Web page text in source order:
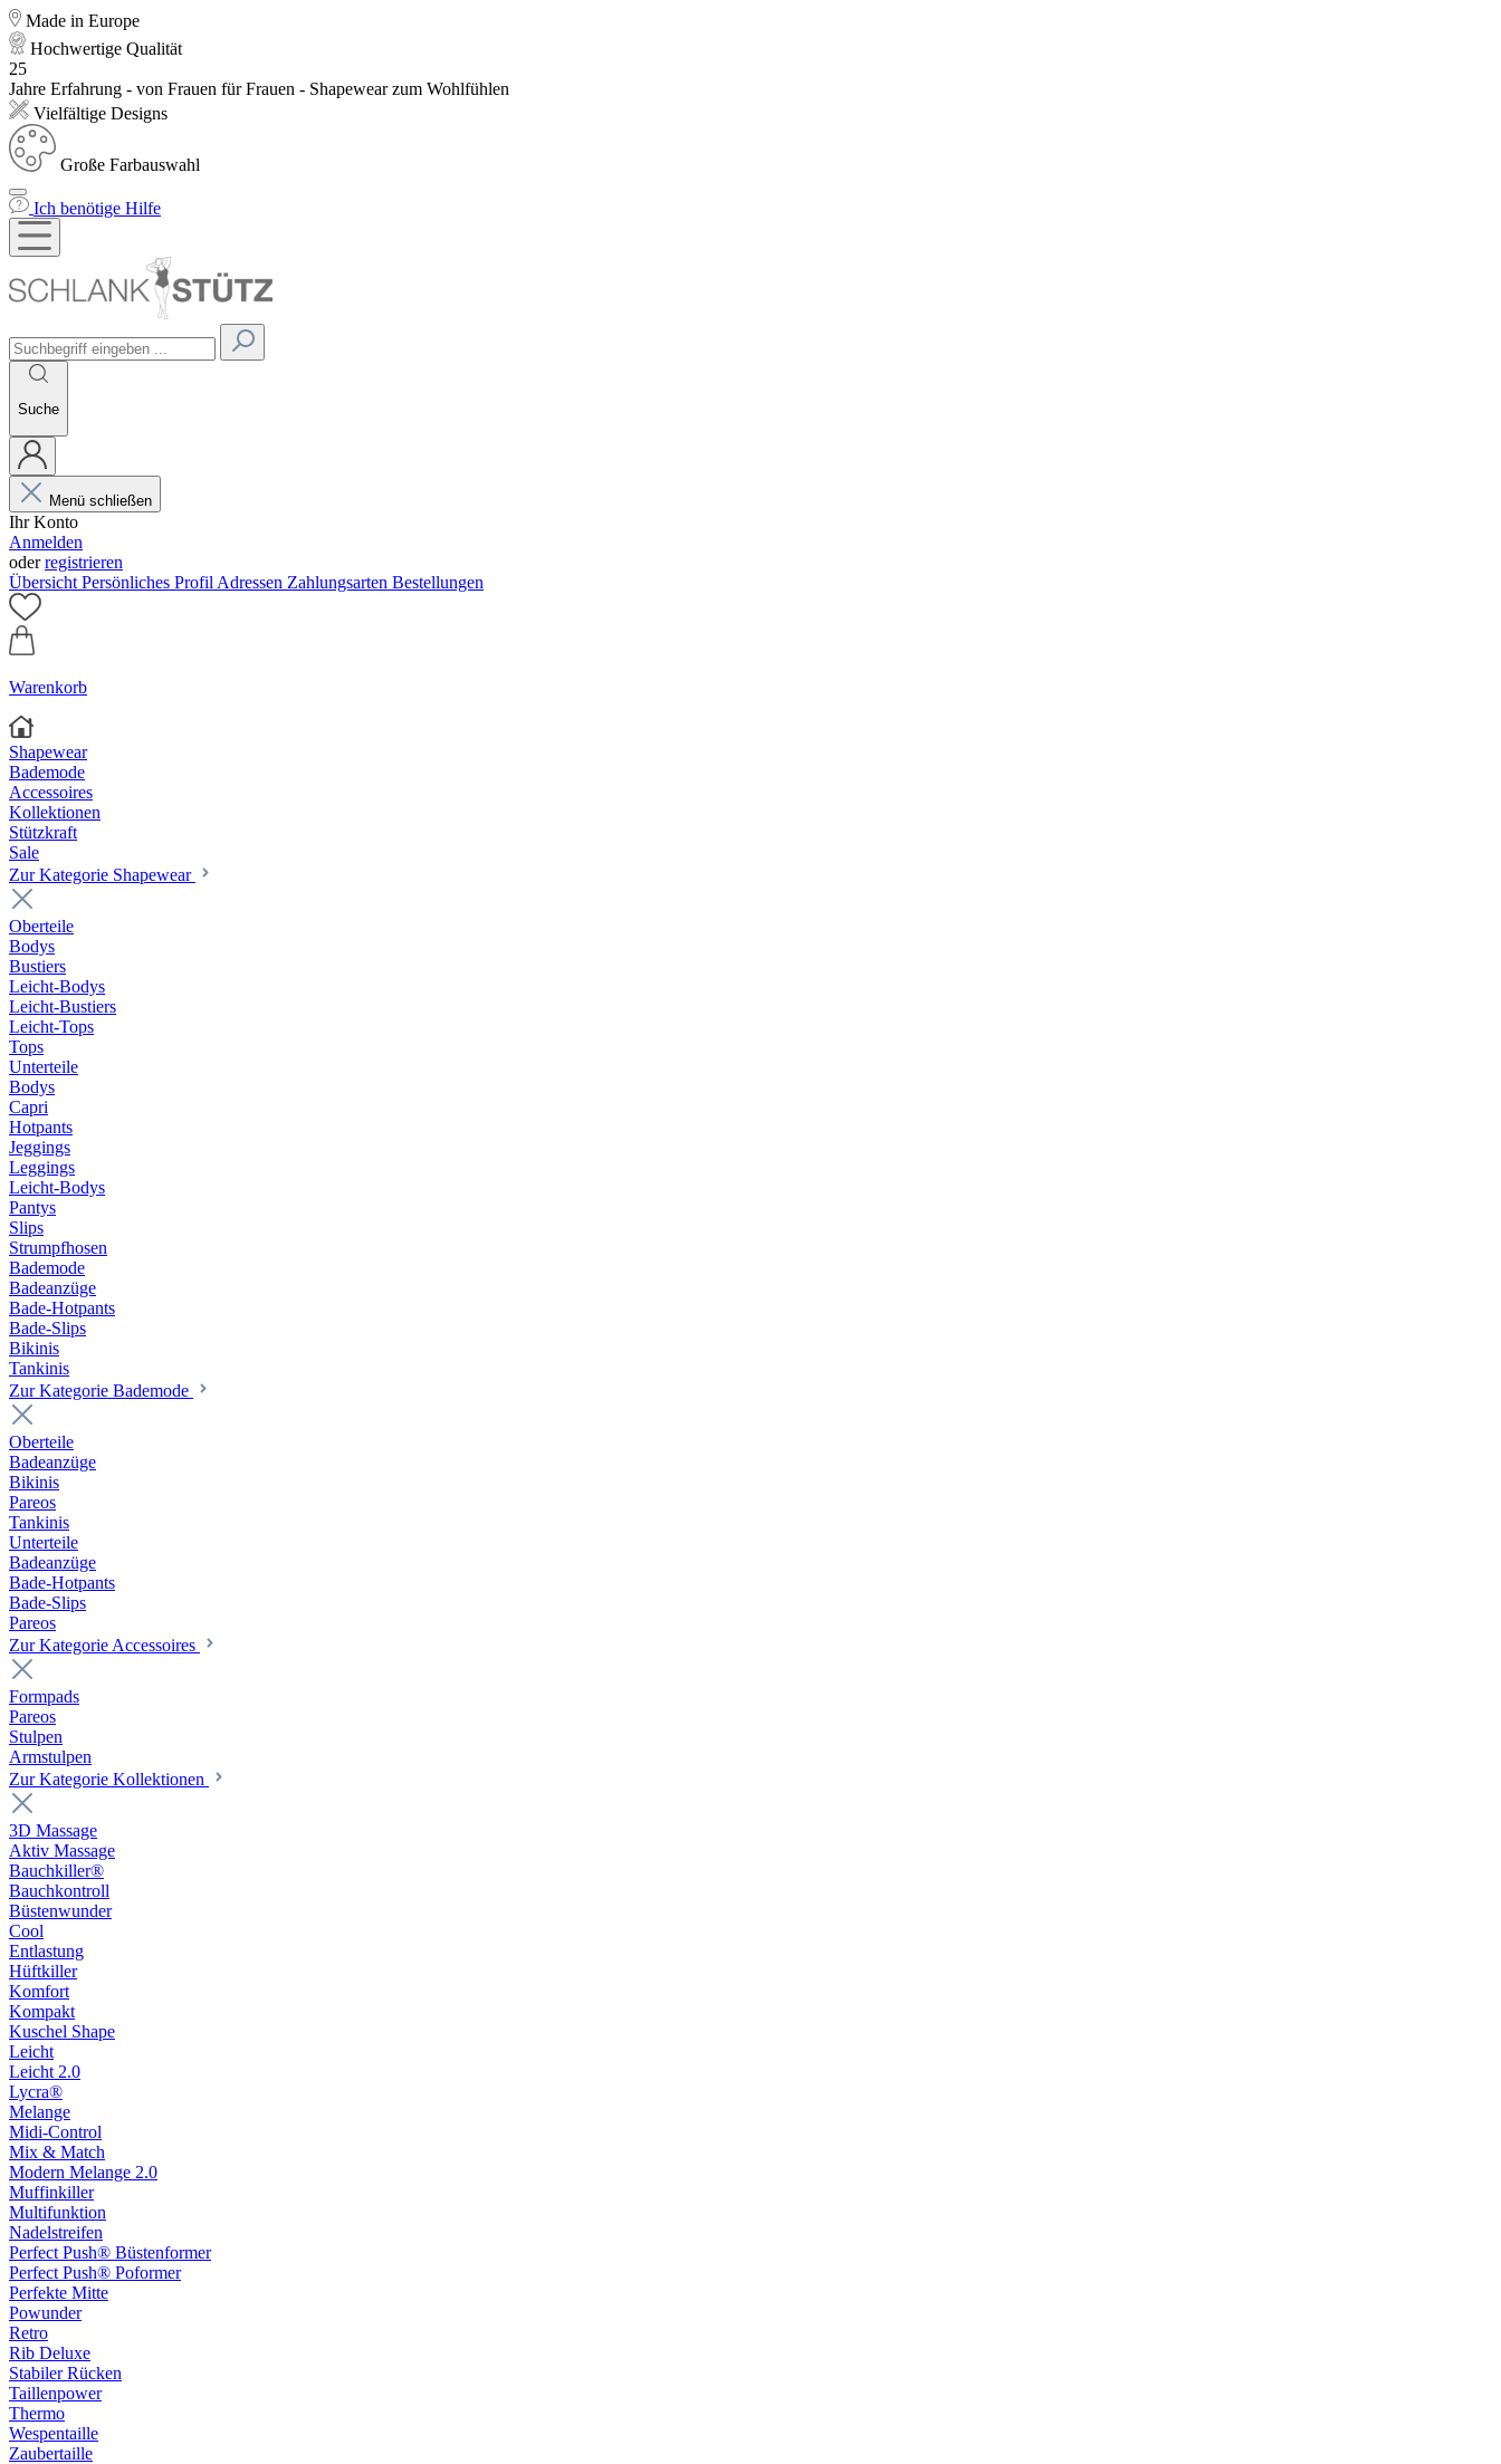
Made in Europe
Hochwertige Qualität
25
Jahre Erfahrung - von Frauen für Frauen - Shapewear zum Wohlfühlen
Vielfältige Designs
Große Farbauswahl
Ich benötige Hilfe
Suche
Menü schließen
Ihr Konto
Anmelden
oderregistrieren
Übersicht Persönliches Profil Adressen Zahlungsarten Bestellungen
Warenkorb
Shapewear
Bademode
Accessoires
Kollektionen
Stützkraft
Sale
Zur Kategorie Shapewear
Oberteile
Bodys
Bustiers
Leicht-Bodys
Leicht-Bustiers
Leicht-Tops
Tops
Unterteile
Bodys
Capri
Hotpants
Jeggings
Leggings
Leicht-Bodys
Pantys
Slips
Strumpfhosen
Bademode
Badeanzüge
Bade-Hotpants
Bade-Slips
Bikinis
Tankinis
Zur Kategorie Bademode
Oberteile
Badeanzüge
Bikinis
Pareos
Tankinis
Unterteile
Badeanzüge
Bade-Hotpants
Bade-Slips
Pareos
Zur Kategorie Accessoires
Formpads
Pareos
Stulpen
Armstulpen
Zur Kategorie Kollektionen
3D Massage
Aktiv Massage
Bauchkiller®
Bauchkontroll
Büstenwunder
Cool
Entlastung
Hüftkiller
Komfort
Kompakt
Kuschel Shape
Leicht
Leicht 2.0
Lycra®
Melange
Midi-Control
Mix & Match
Modern Melange 2.0
Muffinkiller
Multifunktion
Nadelstreifen
Perfect Push® Büstenformer
Perfect Push® Poformer
Perfekte Mitte
Powunder
Retro
Rib Deluxe
Stabiler Rücken
Taillenpower
Thermo
Wespentaille
Zaubertaille